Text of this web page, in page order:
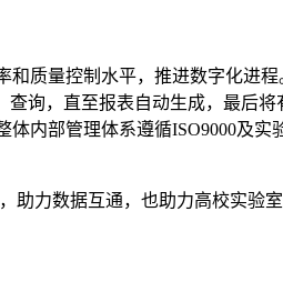
质量控制水平，推进数字化进程
询，直至报表自动生成，最后
内部管理体系遵循ISO9000及实
力数据互通，也助力高校实验室